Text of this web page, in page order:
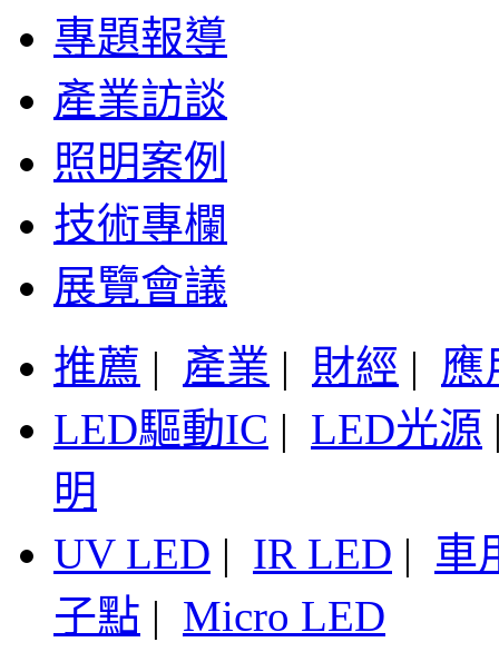
專題報導
產業訪談
照明案例
技術專欄
展覽會議
推薦 | 產業 | 財經 | 應
LED驅動IC | LED光源
明
UV LED | IR LED | 車
子點 | Micro LED